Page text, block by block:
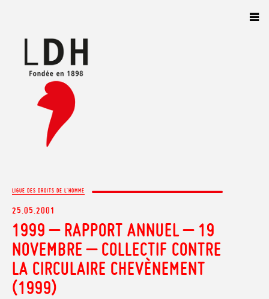
LIGUE DES DROITS DE L'HOMME
25.05.2001
1999 – RAPPORT ANNUEL – 19
NOVEMBRE – COLLECTIF CONTRE
LA CIRCULAIRE CHEVÈNEMENT
(1999)